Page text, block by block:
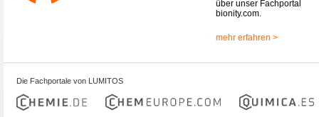
über unser Fachportal
bionity.com.
mehr erfahren >
Die Fachportale von LUMITOS